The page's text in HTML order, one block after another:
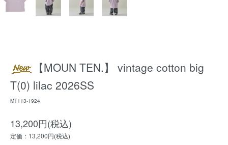
【MOUN TEN.】 vintage cotton big
T(0) lilac 2026SS
MT113-1924
13,200円(税込)
定価：13,200円(税込)